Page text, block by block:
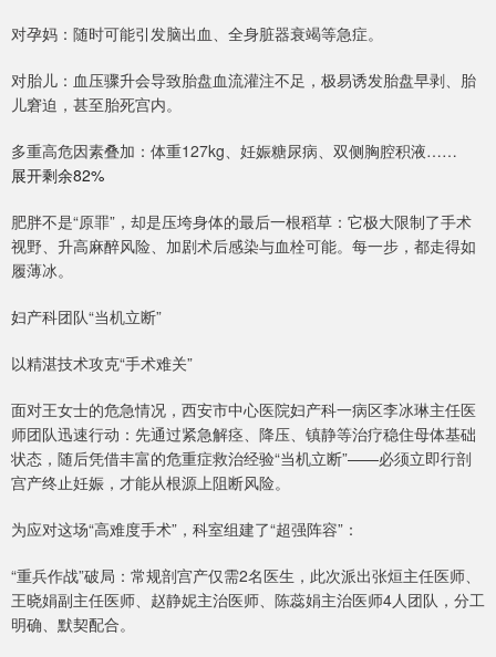
对孕妈：随时可能引发脑出血、全身脏器衰竭等急症。
对胎儿：血压骤升会导致胎盘血流灌注不足，极易诱发胎盘早剥、胎
儿窘迫，甚至胎死宫内。
多重高危因素叠加：体重127kg、妊娠糖尿病、双侧胸腔积液……
展开剩余82%
肥胖不是“原罪”，却是压垮身体的最后一根稻草：它极大限制了手术
视野、升高麻醉风险、加剧术后感染与血栓可能。每一步，都走得如
履薄冰。
妇产科团队“当机立断”
以精湛技术攻克“手术难关”
面对王女士的危急情况，西安市中心医院妇产科一病区李冰琳主任医
师团队迅速行动：先通过紧急解痉、降压、镇静等治疗稳住母体基础
状态，随后凭借丰富的危重症救治经验“当机立断”——必须立即行剖
宫产终止妊娠，才能从根源上阻断风险。
为应对这场“高难度手术”，科室组建了“超强阵容”：
“重兵作战”破局：常规剖宫产仅需2名医生，此次派出张烜主任医师、
王晓娟副主任医师、赵静妮主治医师、陈蕊娟主治医师4人团队，分工
明确、默契配合。